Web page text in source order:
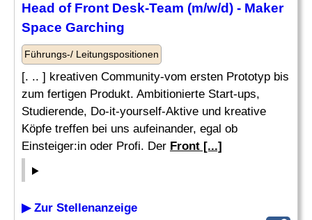
Head of Front Desk-Team (m/w/d) - Maker
Space Garching
Führungs-/ Leitungspositionen
[. .. ] kreativen Community-vom ersten Prototyp bis
zum fertigen Produkt. Ambitionierte Start-ups,
Studierende, Do-it-yourself-Aktive und kreative
Köpfe treffen bei uns aufeinander, egal ob
Einsteiger:in oder Profi. Der Front [...]
▶ Zur Stellenanzeige